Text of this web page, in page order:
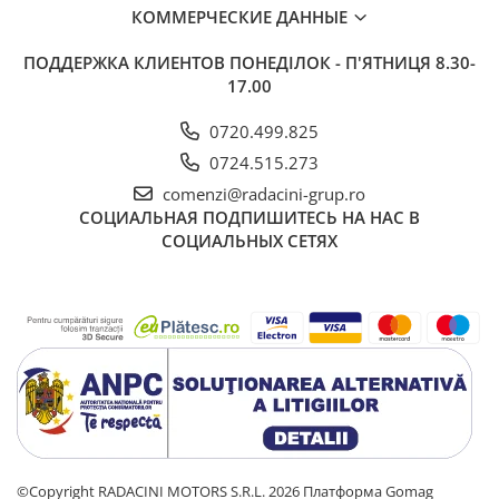
КОММЕРЧЕСКИЕ ДАННЫЕ
ПОДДЕРЖКА КЛИЕНТОВ ПОНЕДІЛОК - П'ЯТНИЦЯ 8.30-
17.00
0720.499.825
0724.515.273
comenzi@radacini-grup.ro
СОЦИАЛЬНАЯ ПОДПИШИТЕСЬ НА НАС В
СОЦИАЛЬНЫХ СЕТЯХ
©Copyright RADACINI MOTORS S.R.L. 2026 Платформа Gomag